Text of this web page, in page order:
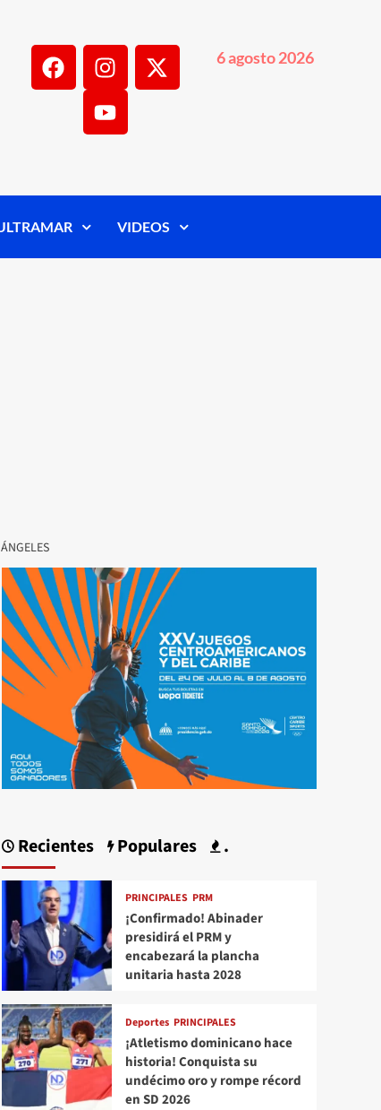
6 agosto 2026
VIDEOS
Recientes Populares .
PRINCIPALES PRM
¡Confirmado! Abinader
presidirá el PRM y
encabezará la plancha
unitaria hasta 2028
Deportes PRINCIPALES
¡Atletismo dominicano hace
historia! Conquista su
undécimo oro y rompe récord
en SD 2026